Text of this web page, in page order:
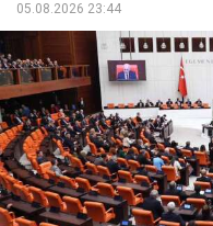
05.08.2026 23:44